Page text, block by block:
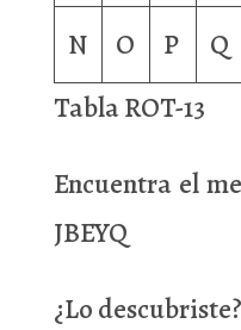
N O P Q
Tabla ROT-13
Encuentra el
JBEYQ
¿Lo